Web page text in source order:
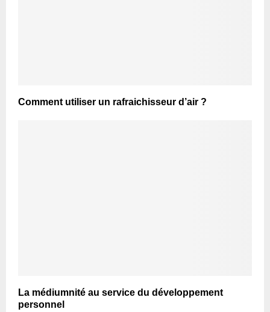
Comment utiliser un rafraichisseur d’air ?
La médiumnité au service du développement
personnel